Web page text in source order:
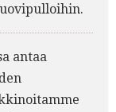
antaa